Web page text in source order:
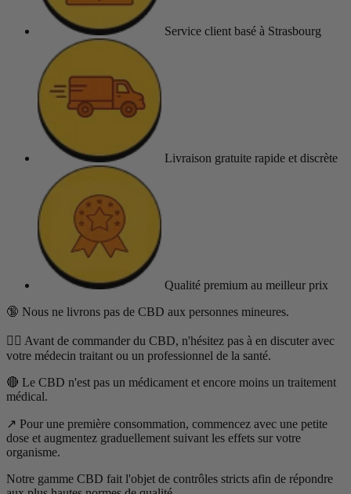
Service client basé à Strasbourg
Livraison gratuite rapide et discrète
Qualité premium au meilleur prix
🔞 Nous ne livrons pas de CBD aux personnes mineures.
👨‍⚕️ Avant de commander du CBD, n'hésitez pas à en discuter avec
votre médecin traitant ou un professionnel de la santé.
🔴 Le CBD n'est pas un médicament et encore moins un traitement
médical.
↗️ Pour une première consommation, commencez avec une petite
dose et augmentez graduellement suivant les effets sur votre
organisme.
Notre gamme CBD fait l'objet de contrôles stricts afin de répondre